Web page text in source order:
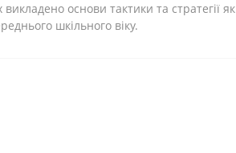
основи тактики та стратегії як
шкільного віку.